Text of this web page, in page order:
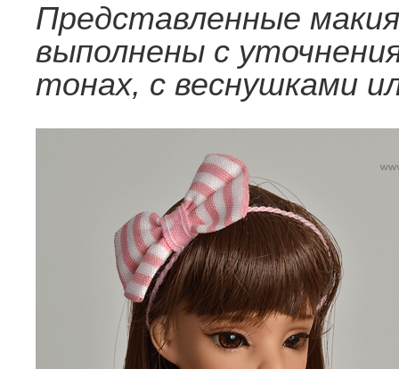
Представленные
выполнены с
тонах, с веснушками